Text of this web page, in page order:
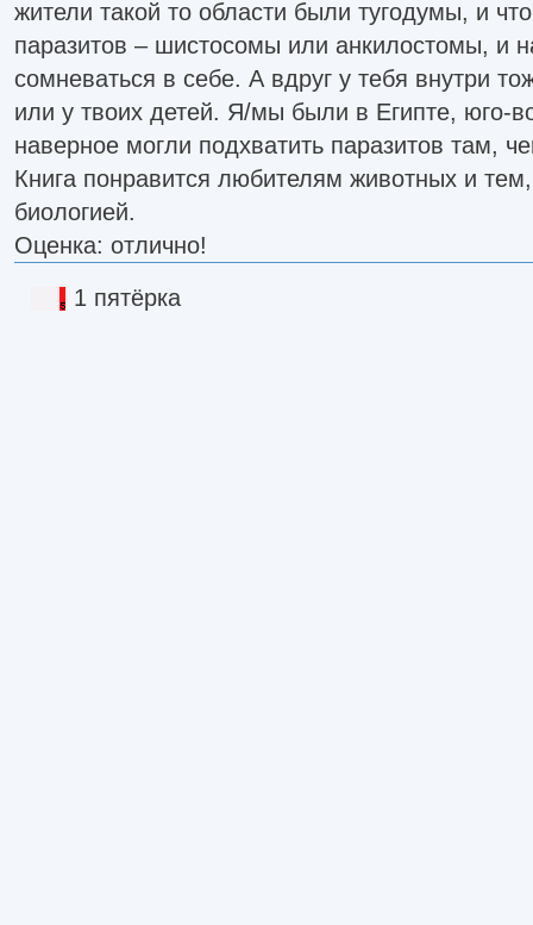
жители такой то области были тугодумы, и
паразитов – шистосомы или анкилостомы, и
сомневаться в себе. А вдруг у тебя внутри
или у твоих детей. Я/мы были в Египте, юго-
наверное могли подхватить паразитов там,
Книга понравится любителям животных и тем,
биологией.
Оценка: отлично!
1 пятёрка